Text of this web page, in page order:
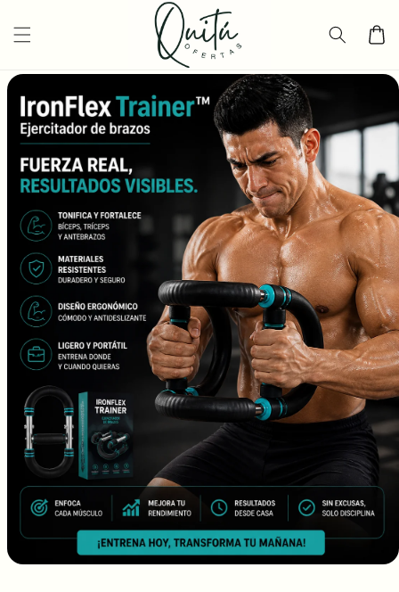
al contenido
Carrito
directamente
a la
información
del producto